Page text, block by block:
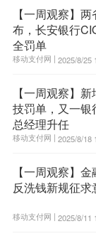
【一周观察】
布，长安银行
全罚单
移动支付网 | 2025/8/25
【一周观察】
技罚单，又一
总经理升任
移动支付网 | 2025/8/18
【一周观察】
反洗钱新规征
移动支付网 | 2025/8/11